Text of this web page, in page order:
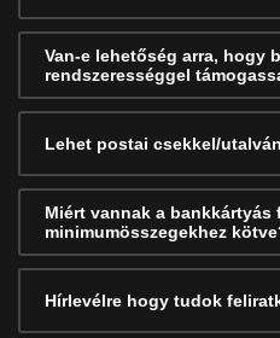
Van-e lehetőség arra, hogy
rendszerességgel
Lehet postai csekkel/
Miért vannak a bankkártyás
minimumösszegekhez
Hírlevélre hogy tudok